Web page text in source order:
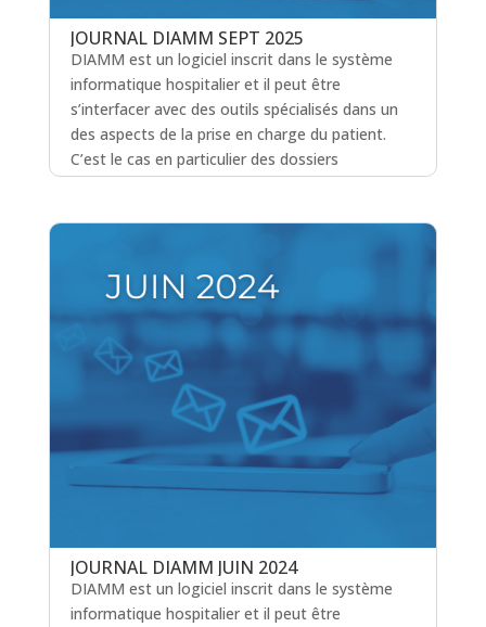
JOURNAL DIAMM SEPT 2025
DIAMM est un logiciel inscrit dans le système
informatique hospitalier et il peut être
s’interfacer avec des outils spécialisés dans un
des aspects de la prise en charge du patient.
C’est le cas en particulier des dossiers
JOURNAL DIAMM JUIN 2024
DIAMM est un logiciel inscrit dans le système
informatique hospitalier et il peut être